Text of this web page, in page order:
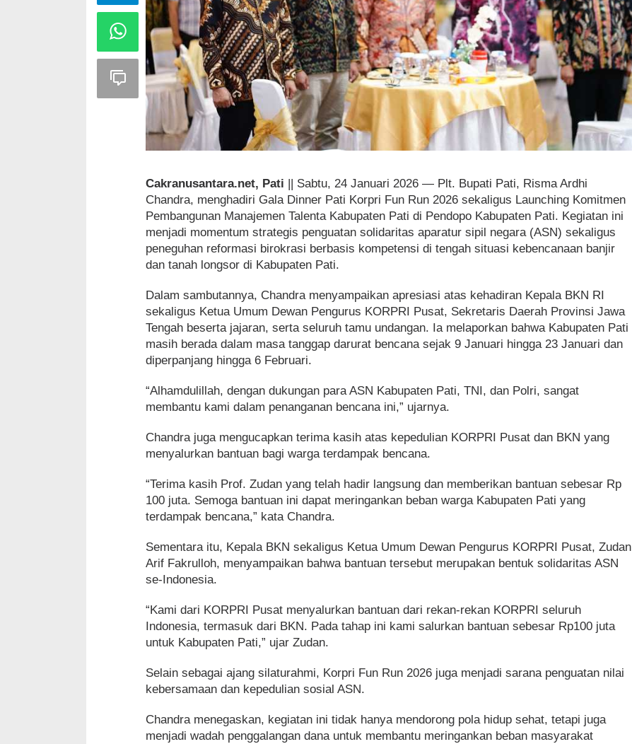
Cakranusantara.net, Pati || Sabtu, 24 Januari 2026 — Plt. Bupati Pati, Risma Ardhi
Chandra, menghadiri Gala Dinner Pati Korpri Fun Run 2026 sekaligus Launching Komitmen
Pembangunan Manajemen Talenta Kabupaten Pati di Pendopo Kabupaten Pati. Kegiatan ini
menjadi momentum strategis penguatan solidaritas aparatur sipil negara (ASN) sekaligus
peneguhan reformasi birokrasi berbasis kompetensi di tengah situasi kebencanaan banjir
dan tanah longsor di Kabupaten Pati.
Dalam sambutannya, Chandra menyampaikan apresiasi atas kehadiran Kepala BKN RI
sekaligus Ketua Umum Dewan Pengurus KORPRI Pusat, Sekretaris Daerah Provinsi Jawa
Tengah beserta jajaran, serta seluruh tamu undangan. Ia melaporkan bahwa Kabupaten Pati
masih berada dalam masa tanggap darurat bencana sejak 9 Januari hingga 23 Januari dan
diperpanjang hingga 6 Februari.
“Alhamdulillah, dengan dukungan para ASN Kabupaten Pati, TNI, dan Polri, sangat
membantu kami dalam penanganan bencana ini,” ujarnya.
Chandra juga mengucapkan terima kasih atas kepedulian KORPRI Pusat dan BKN yang
menyalurkan bantuan bagi warga terdampak bencana.
“Terima kasih Prof. Zudan yang telah hadir langsung dan memberikan bantuan sebesar Rp
100 juta. Semoga bantuan ini dapat meringankan beban warga Kabupaten Pati yang
terdampak bencana,” kata Chandra.
Sementara itu, Kepala BKN sekaligus Ketua Umum Dewan Pengurus KORPRI Pusat, Zudan
Arif Fakrulloh, menyampaikan bahwa bantuan tersebut merupakan bentuk solidaritas ASN
se-Indonesia.
“Kami dari KORPRI Pusat menyalurkan bantuan dari rekan-rekan KORPRI seluruh
Indonesia, termasuk dari BKN. Pada tahap ini kami salurkan bantuan sebesar Rp100 juta
untuk Kabupaten Pati,” ujar Zudan.
Selain sebagai ajang silaturahmi, Korpri Fun Run 2026 juga menjadi sarana penguatan nilai
kebersamaan dan kepedulian sosial ASN.
Chandra menegaskan, kegiatan ini tidak hanya mendorong pola hidup sehat, tetapi juga
menjadi wadah penggalangan dana untuk membantu meringankan beban masyarakat